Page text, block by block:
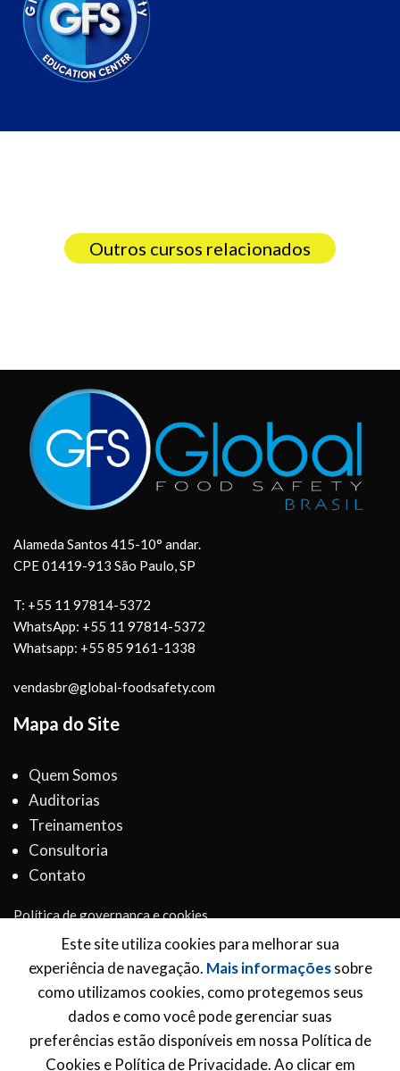
Outros cursos relacionados
Alameda Santos 415-10° andar.
CPE 01419-913 São Paulo, SP
T: +55 11 97814-5372
WhatsApp: +55 11 97814-5372
Whatsapp: +55 85 9161-1338
vendasbr@global-foodsafety.com
Mapa do Site
Quem Somos
Auditorias
Treinamentos
Consultoria
Contato
Política de governança e cookies
Termos e Condições
Inscreva-se para receber novidades
Email Address*
Este site utiliza cookies para melhorar sua
experiência de navegação. Mais informaçõessobre
como utilizamos cookies, como protegemos seus
dados e como você pode gerenciar suas
preferências estão disponíveis em nossa Política de
Cookies e Política de Privacidade. Ao clicar em